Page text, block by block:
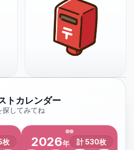
トカレンダー
探してみてね
枚 2026年 計530枚